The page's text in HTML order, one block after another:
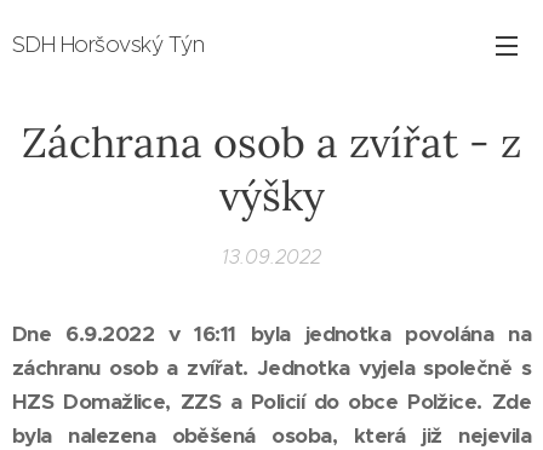
SDH Horšovský Týn
Záchrana osob a zvířat - z
výšky
13.09.2022
Dne 6.9.2022 v 16:11 byla jednotka povolána na
záchranu osob a zvířat. Jednotka vyjela společně s
HZS Domažlice, ZZS a Policií do obce Polžice. Zde
byla nalezena oběšená osoba, která již nejevila